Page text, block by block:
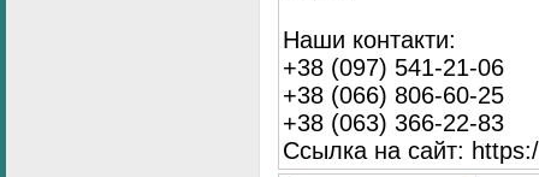
Наши контакти:
+38 (097) 541-21-06
+38 (066) 806-60-25
+38 (063) 366-22-83
Ссылка на сайт: